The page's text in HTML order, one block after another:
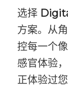
选择
方案。从
控每一个
感官体验
正体验过